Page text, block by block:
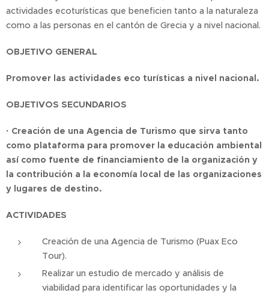
actividades ecoturísticas que beneficien tanto a la naturaleza
como a las personas en el cantón de Grecia y a nivel nacional.
OBJETIVO GENERAL
Promover las actividades eco turísticas a nivel nacional.
OBJETIVOS SECUNDARIOS
· Creación de una Agencia de Turismo que sirva tanto
como plataforma para promover la educación ambiental
así como fuente de financiamiento de la organización y
la contribución a la economía local de las organizaciones
y lugares de destino.
ACTIVIDADES
Creación de una Agencia de Turismo (Puax Eco
Tour).
Realizar un estudio de mercado y análisis de
viabilidad para identificar las oportunidades y la